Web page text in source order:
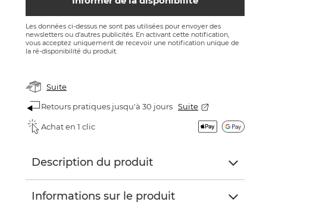
Les données ci-dessus ne sont pas utilisées pour envoyer des
newsletters ou d'autres publicités. En activant cette notification,
vous acceptez uniquement de recevoir une notification unique de
la ré-disponibilité du produit.
Suite
Retours pratiques jusqu'à 30 jours Suite
Achat en 1 clic
Description du produit
Informations sur le produit